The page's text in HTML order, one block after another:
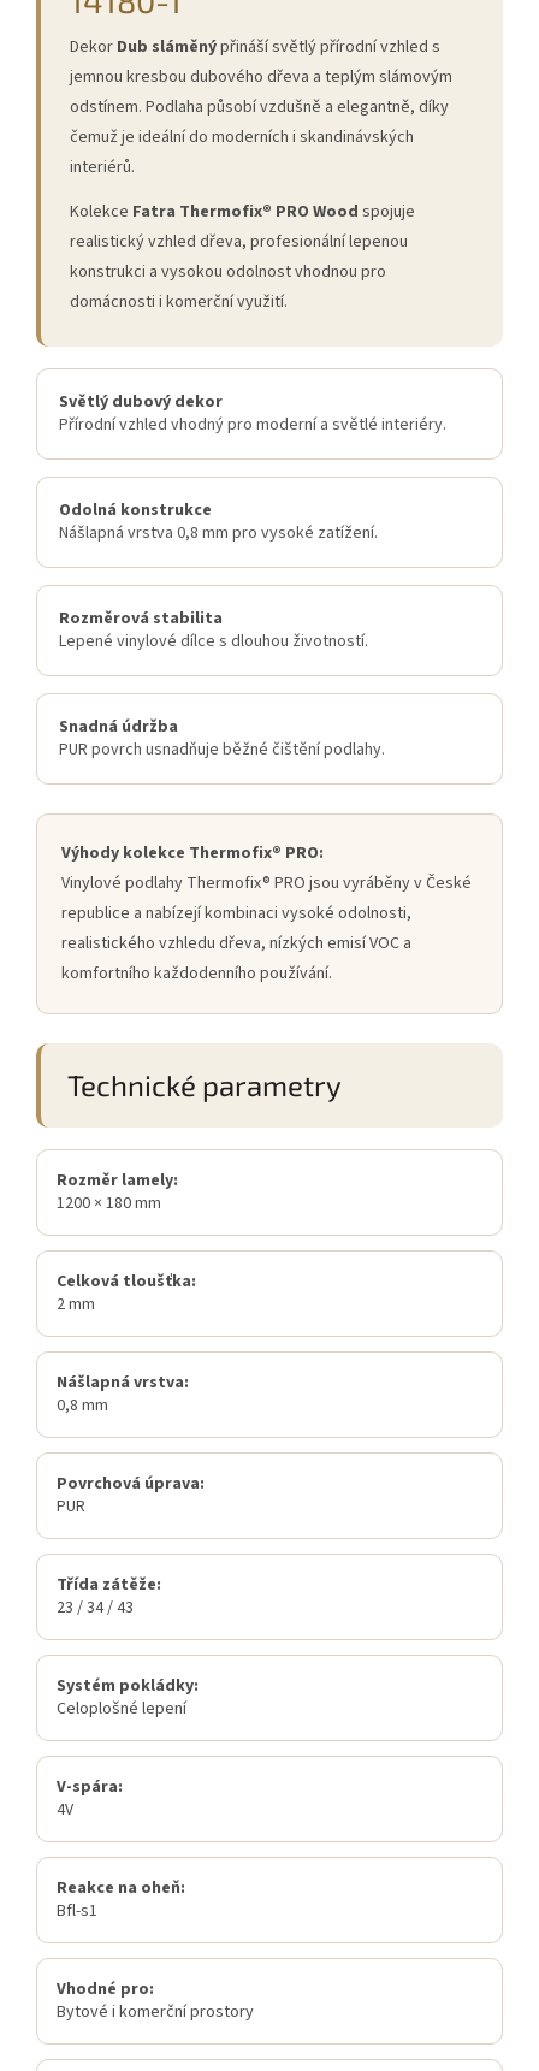
Dekor Dub sláměnýpřináší světlý přírodní vzhled s
jemnou kresbou dubového dřeva a teplým slámovým
odstínem. Podlaha působí vzdušně a elegantně, díky
čemuž je ideální do moderních i skandinávských
interiérů.
Kolekce Fatra Thermofix® PRO Wood spojuje
realistický vzhled dřeva, profesionální lepenou
konstrukci a vysokou odolnost vhodnou pro
domácnosti i komerční využití.
Světlý dubový dekor
Přírodní vzhled vhodný pro moderní a světlé interiéry.
Odolná konstrukce
Nášlapná vrstva 0,8 mm pro vysoké zatížení.
Rozměrová stabilita
Lepené vinylové dílce s dlouhou životností.
Snadná údržba
PUR povrch usnadňuje běžné čištění podlahy.
Výhody kolekce Thermofix® PRO:
Vinylové podlahy Thermofix® PRO jsou vyráběny v České
republice a nabízejí kombinaci vysoké odolnosti,
realistického vzhledu dřeva, nízkých emisí VOC a
komfortního každodenního používání.
Technické parametry
Rozměr lamely:
1200 × 180 mm
Celková tloušťka:
2 mm
Nášlapná vrstva:
0,8 mm
Povrchová úprava:
PUR
Třída zátěže:
23 / 34 / 43
Systém pokládky:
Celoplošné lepení
V-spára:
4V
Reakce na oheň:
Bfl-s1
Vhodné pro:
Bytové i komerční prostory